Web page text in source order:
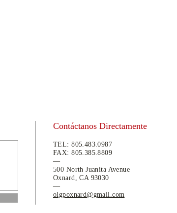
Contáctanos Directamente
TEL:805.483.0987
FAX:805.385.8809
—
500 North Juanita Avenue
Oxnard, CA 93030
—
olgpoxnard@gmail.com